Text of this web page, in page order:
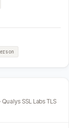
SSL Labs TLS